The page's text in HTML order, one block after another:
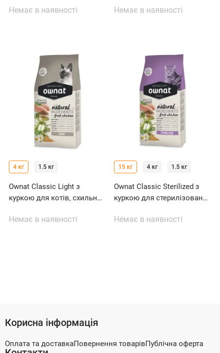
Немає в наявності Немає в наявності
4 кг 1.5 кг
Ownat Classic Light з
куркою для котів, схильних
Немає в наявності
15 кг 4 кг 1.5 кг
Ownat Classic Sterilized з
куркою для стерилізованих
Немає в наявності
Корисна інформація
Оплата та доставкаПовернення товарівПублічна оферта